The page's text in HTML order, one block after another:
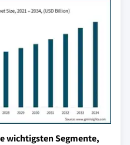
wichtigsten Segmente,